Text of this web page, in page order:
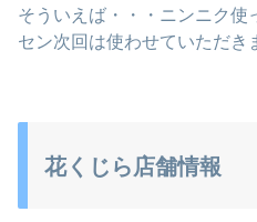
そういえば・・・ニンニク使
セン次回は使わせていただき
花くじら店舗情報